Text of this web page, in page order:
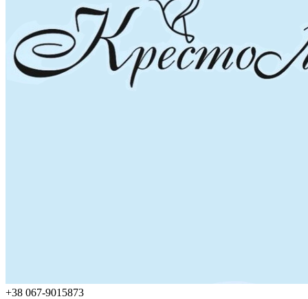
+38 067-9015873